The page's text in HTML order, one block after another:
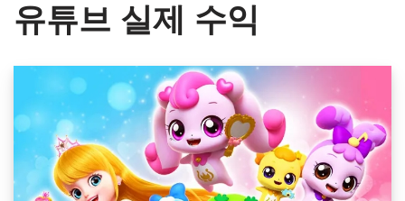
유튜브 실제 수익